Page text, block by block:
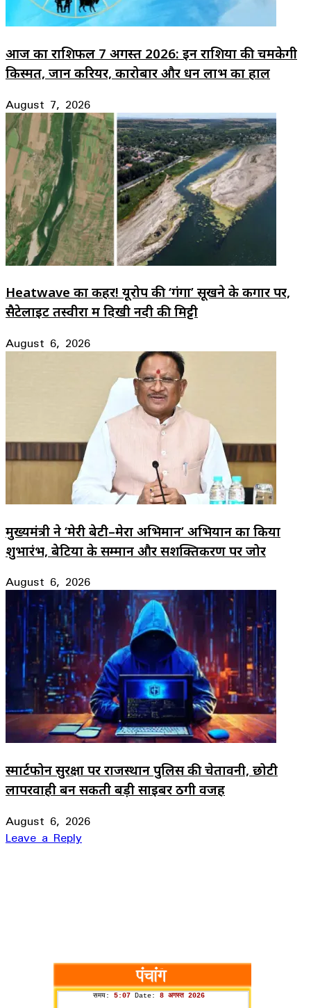
आज का राशिफल 7 अगस्त 2026: इन राशियों की चमकेगी
किस्मत, जानें करियर, कारोबार और धन लाभ का हाल
August 7, 2026
Heatwave का कहर! यूरोप की ‘गंगा’ सूखने के कगार पर,
सैटेलाइट तस्वीरों में दिखी नदी की मिट्टी
August 6, 2026
मुख्यमंत्री ने ‘मेरी बेटी–मेरा अभिमान’ अभियान का किया
शुभारंभ, बेटियों के सम्मान और सशक्तिकरण पर जोर
August 6, 2026
स्मार्टफोन सुरक्षा पर राजस्थान पुलिस की चेतावनी, छोटी
लापरवाही बन सकती बड़ी साइबर ठगी वजह
August 6, 2026
Leave a Reply